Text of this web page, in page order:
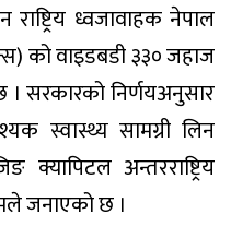
राष्ट्रिय ध्वजावाहक नेपाल
को वाइडबडी ३३० जहाज
सरकारको निर्णयअनुसार
स्वास्थ्य सामग्री लिन
अन्तरराष्ट्रिय
जनाएको छ ।